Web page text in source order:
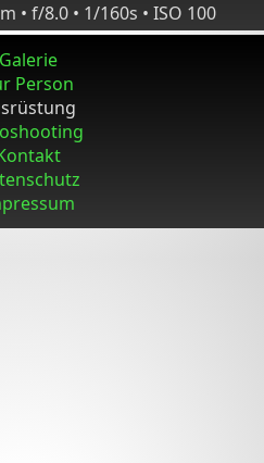
• f/8.0 • 1/160s • ISO 100
Galerie
Person